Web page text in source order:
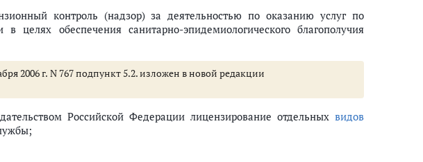
контроль (надзор) за деятельностью по оказанию услуг по
целях обеспечения санитарно-эпидемиологического благополучия
2006 г. N 767 подпункт 5.2. изложен в новой редакции
Российской Федерации лицензирование отдельных видов